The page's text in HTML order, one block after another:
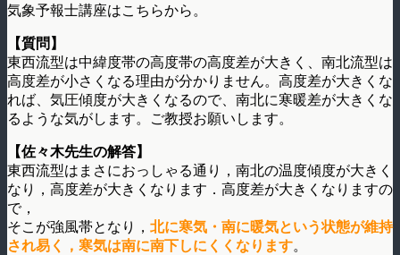
気象予報士講座はこちらから。
【質問】
東西流型は中緯度帯の高度帯の高度差が大きく、南北流型は
高度差が小さくなる理由が分かりません。高度差が大きくな
れば、気圧傾度が大きくなるので、南北に寒暖差が大きくな
るような気がします。ご教授お願いします。
【佐々木先生の解答】
東西流型はまさにおっしゃる通り，南北の温度傾度が大きく
なり，高度差が大きくなります．高度差が大きくなりますの
で，
そこが強風帯となり， 北に寒気・南に暖気という状態が維持
され易く，寒気は南に南下しにくくなります。